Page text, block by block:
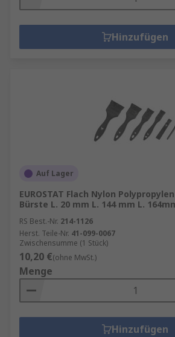
Hinzufügen
Auf Lager
EUROSTAT Flach Nylon
Bürste L. 20 mm L. 144 mm L.
RS Best.-Nr. 214-1126
Herst. Teile-Nr. 41-099-0067
Zwischensumme (1 Stück)
10,20 €(ohne MwSt.)
Menge
Hinzufügen